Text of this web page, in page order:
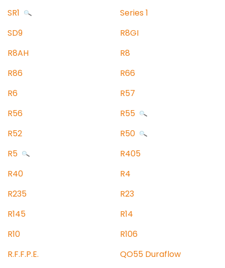
SR1
Series 1
SD9
R8GI
R8AH
R8
R86
R66
R6
R57
R56
R55
R52
R50
R5
R405
R40
R4
R235
R23
R145
R14
R10
R106
R.F.F.P.E.
QO55 Duraflow